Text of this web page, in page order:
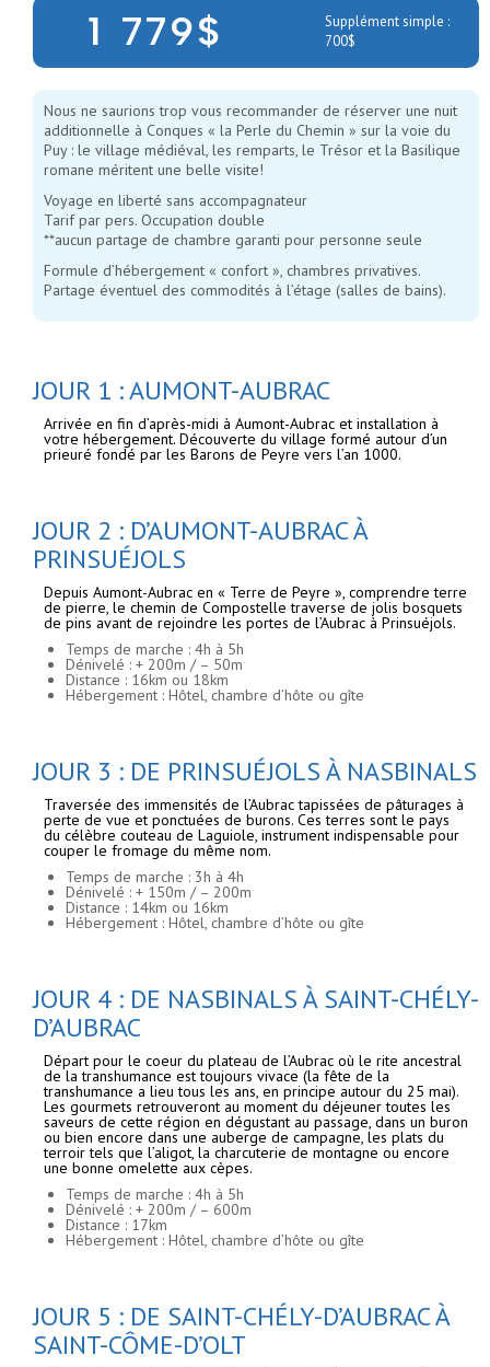
1 779$
Supplément simple :
700$
Nous ne saurions trop vous recommander de réserver une nuit
additionnelle à Conques « la Perle du Chemin » sur la voie du
Puy : le village médiéval, les remparts, le Trésor et la Basilique
romane méritent une belle visite!
Voyage en liberté sans accompagnateur
Tarif par pers. Occupation double
**aucun partage de chambre garanti pour personne seule
Formule d’hébergement « confort », chambres privatives.
Partage éventuel des commodités à l’étage (salles de bains).
JOUR 1 : AUMONT-AUBRAC
Arrivée en fin d’après-midi à Aumont-Aubrac et installation à
votre hébergement. Découverte du village formé autour d’un
prieuré fondé par les Barons de Peyre vers l’an 1000.
JOUR 2 : D’AUMONT-AUBRAC À
PRINSUÉJOLS
Depuis Aumont-Aubrac en « Terre de Peyre », comprendre terre
de pierre, le chemin de Compostelle traverse de jolis bosquets
de pins avant de rejoindre les portes de l’Aubrac à Prinsuéjols.
Temps de marche : 4h à 5h
Dénivelé : + 200m / – 50m
Distance : 16km ou 18km
Hébergement : Hôtel, chambre d’hôte ou gîte
JOUR 3 : DE PRINSUÉJOLS À NASBINALS
Traversée des immensités de l’Aubrac tapissées de pâturages à
perte de vue et ponctuées de burons. Ces terres sont le pays
du célèbre couteau de Laguiole, instrument indispensable pour
couper le fromage du même nom.
Temps de marche : 3h à 4h
Dénivelé : + 150m / – 200m
Distance : 14km ou 16km
Hébergement : Hôtel, chambre d’hôte ou gîte
JOUR 4 : DE NASBINALS À SAINT-CHÉLY-
D’AUBRAC
Départ pour le coeur du plateau de l’Aubrac où le rite ancestral
de la transhumance est toujours vivace (la fête de la
transhumance a lieu tous les ans, en principe autour du 25 mai).
Les gourmets retrouveront au moment du déjeuner toutes les
saveurs de cette région en dégustant au passage, dans un buron
ou bien encore dans une auberge de campagne, les plats du
terroir tels que l’aligot, la charcuterie de montagne ou encore
une bonne omelette aux cèpes.
Temps de marche : 4h à 5h
Dénivelé : + 200m / – 600m
Distance : 17km
Hébergement : Hôtel, chambre d’hôte ou gîte
JOUR 5 : DE SAINT-CHÉLY-D’AUBRAC À
SAINT-CÔME-D’OLT